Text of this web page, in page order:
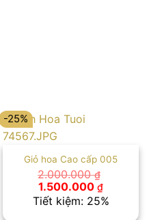
-25%
Giỏ hoa Cao cấp 005
2.000.000₫
Giá
gốc
là:
1.500.000 ₫Giá
hiện
tại
Tiết kiệm: 25%